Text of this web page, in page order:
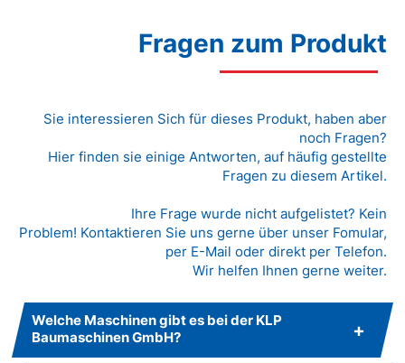
Fragen zum Produkt
Sie interessieren Sich für dieses Produkt, haben aber
noch Fragen?
Hier finden sie einige Antworten, auf häufig gestellte
Fragen zu diesem Artikel.
Ihre Frage wurde nicht aufgelistet? Kein
Problem! Kontaktieren Sie uns gerne über unser Fomular,
per E-Mail oder direkt per Telefon.
Wir helfen Ihnen gerne weiter.
Welche Maschinen gibt es bei der KLP
Baumaschinen GmbH?